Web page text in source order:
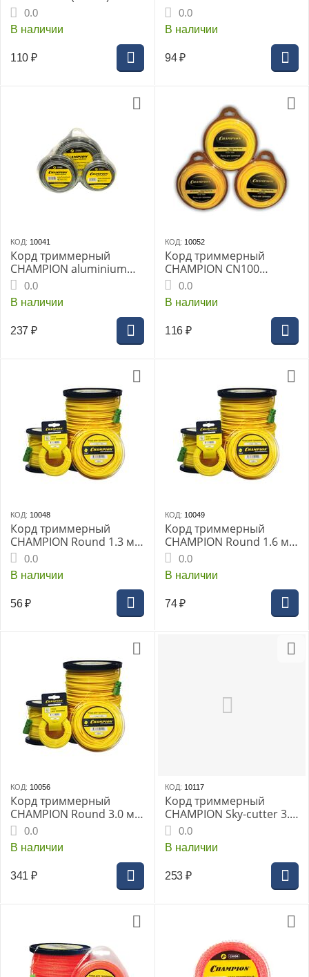
0.0
В наличии
110 ₽
(C5002)
0.0
В наличии
94 ₽
КОД: 10041
Корд триммерный
CHAMPION aluminium
2.7 мм, 15 м, круглый
0.0
В наличии
237 ₽
КОД: 10052
Корд триммерный
CHAMPION CN100
(C5004)
0.0
В наличии
116 ₽
КОД: 10048
Корд триммерный
CHAMPION Round 1.3 мм
х15 м (круглый) (C5062)
0.0
В наличии
56 ₽
КОД: 10049
Корд триммерный
CHAMPION Round 1.6 мм
х 15 м (круглый) (C5001)
0.0
В наличии
74 ₽
КОД: 10056
Корд триммерный
CHAMPION Round 3.0 мм
х 25 м (круглый) (C5012)
0.0
В наличии
341 ₽
КОД: 10117
Корд триммерный
CHAMPION Sky-cutter 3.0
мм х 12 м (витой
квадрат)
0.0
В наличии
253 ₽